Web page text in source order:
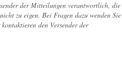
der Mitteilungen verantwortlich, die
zu eigen. Bei Fragen dazu wenden Sie
den Versender der